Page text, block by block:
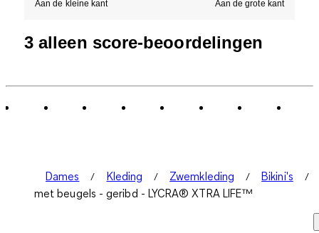
Aan de kleine kant Aan de grote kant
3 alleen score-beoordelingen
Dames Kleding Zwemkleding
Bikini's
met beugels - geribd - LYCRA® XTRA LIFE™